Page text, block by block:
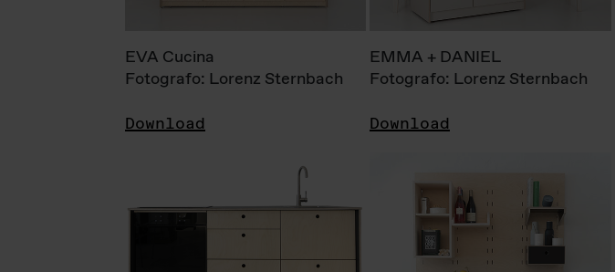
EVA Cucina
Fotografo: Lorenz Sternbach
Download
EMMA + DANIEL
Fotografo: Lorenz Sternbach
Download